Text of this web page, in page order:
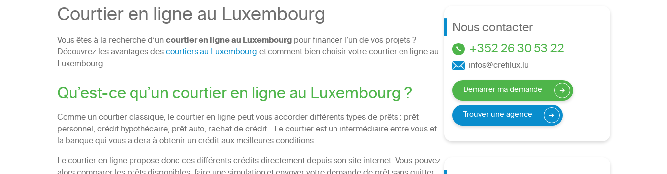
Courtier en ligne au Luxembourg
Vous êtes à la recherche d’uncourtier en ligne au Luxembourgpour financer l’un de vos projets ?
Découvrez les avantages descourtiers au Luxembourget comment bien choisir votre courtier en ligne au
Luxembourg.
Qu’est-ce qu’un courtier en ligne au Luxembourg ?
Comme un courtier classique, le courtier en ligne peut vous accorder différents types de prêts : prêt
personnel, crédit hypothécaire, prêt auto, rachat de crédit… Le courtier est un intermédiaire entre vous et
la banque qui vous aidera à obtenir un crédit aux meilleures conditions.
Le courtier en ligne propose donc ces différents crédits directement depuis son site internet. Vous pouvez
Nous contacter
+352 26 30 53 22
infos@crefilux.lu
Démarrer ma demande
Trouver une agence